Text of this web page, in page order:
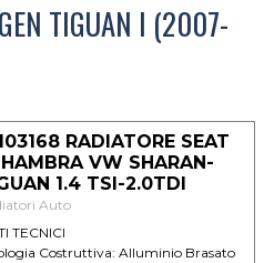
TIGUAN I (2007-
RADIATORE SEAT
VW SHARAN-
1.4 TSI-2.0TDI
Auto
TECNICI
Costruttiva: Alluminio Brasato